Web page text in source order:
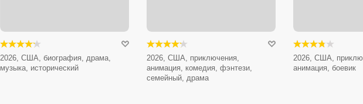
2026, США, биография, драма,
музыка, исторический
2026, США, приключения,
анимация, комедия, фэнтези,
семейный, драма
2026, США,
анимация, боевик